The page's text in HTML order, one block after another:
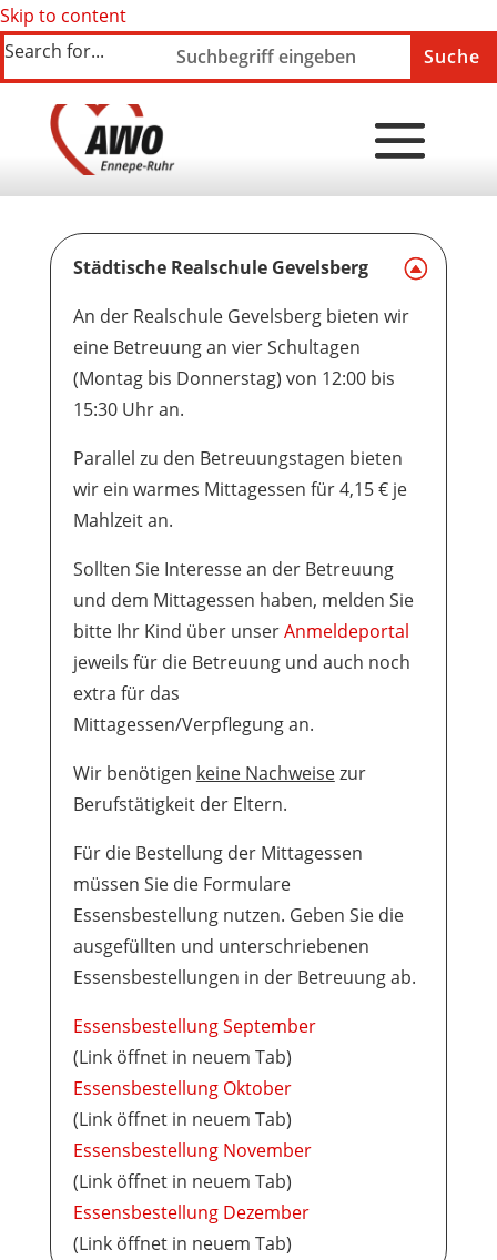
Skip to content
Search for...
Städtische Realschule Gevelsberg
An der Realschule Gevelsberg bieten wir
eine Betreuung an vier Schultagen
(Montag bis Donnerstag) von 12:00 bis
15:30 Uhr an.
Parallel zu den Betreuungstagen bieten
wir ein warmes Mittagessen für 4,15 € je
Mahlzeit an.
Sollten Sie Interesse an der Betreuung
und dem Mittagessen haben, melden Sie
bitte Ihr Kind über unserAnmeldeportal
jeweils für die Betreuung und auch noch
extra für das
Mittagessen/Verpflegung an.
Wir benötigen keine Nachweisezur
Berufstätigkeit der Eltern.
Für die Bestellung der Mittagessen
müssen Sie die Formulare
Essensbestellung nutzen. Geben Sie die
ausgefüllten und unterschriebenen
Essensbestellungen in der Betreuung ab.
Essensbestellung September
(Link öffnet in neuem Tab)
Essensbestellung Oktober
(Link öffnet in neuem Tab)
Essensbestellung November
(Link öffnet in neuem Tab)
Essensbestellung Dezember
(Link öffnet in neuem Tab)